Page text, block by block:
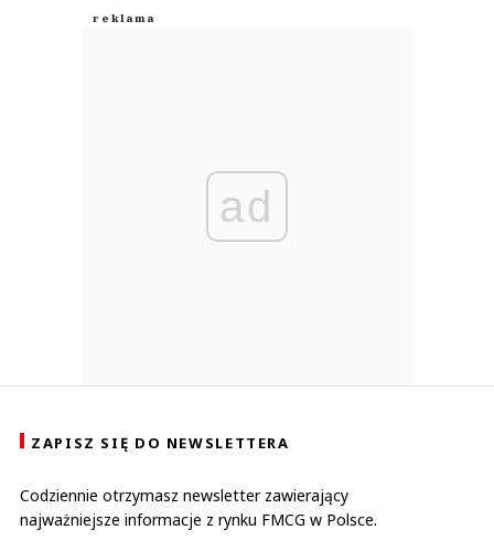
ad
ZAPISZ SIĘ DO NEWSLETTERA
Codziennie otrzymasz newsletter zawierający
najważniejsze informacje z rynku FMCG w Polsce.